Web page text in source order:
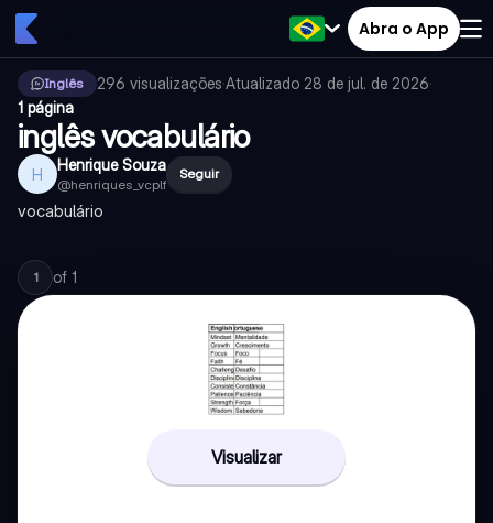
Abra o App
Inglês 296 visualizações·Atualizado 28 de jul. de 2026·
1 página
inglês vocabulário
H Henrique Souza
@henriques_vcplf
Seguir
vocabulário
1 of 1
Visualizar